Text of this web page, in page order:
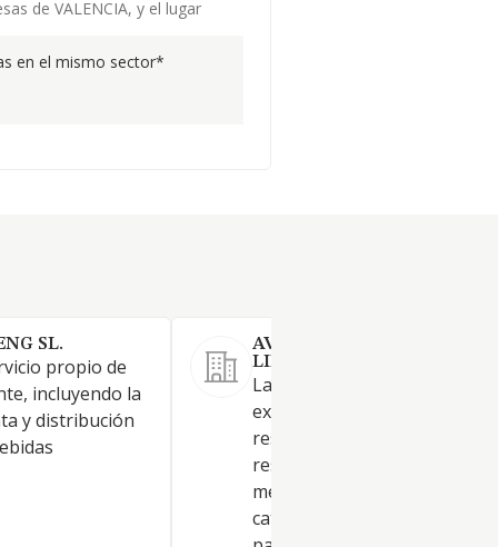
de VALENCIA, y el lugar
en el mismo sector*
SL.
propio de
incluyendo la
y distribución
AVIV VALENCIA SOCIEDAD
LIMITADA.
La prestación, gestión y
explotación de la actividad de
restauración y cocina en
restaurantes, cafeterías,
mesones, así como los
catering y comidas